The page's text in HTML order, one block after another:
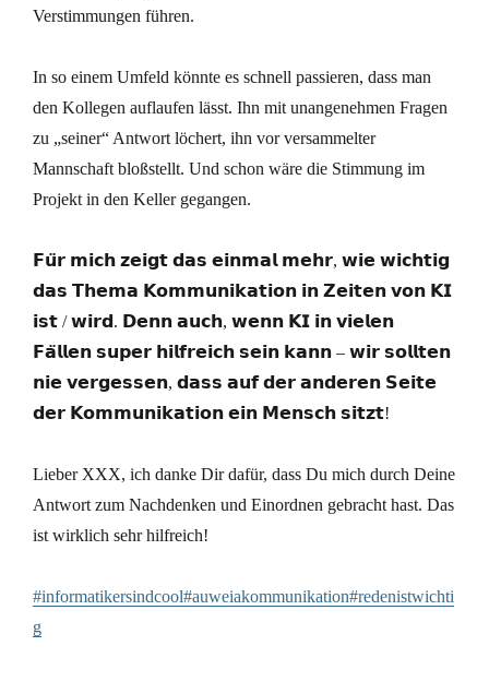
Verstimmungen führen.
In so einem Umfeld könnte es schnell passieren, dass man
den Kollegen auflaufen lässt. Ihn mit unangenehmen Fragen
zu „seiner“ Antwort löchert, ihn vor versammelter
Mannschaft bloßstellt. Und schon wäre die Stimmung im
Projekt in den Keller gegangen.
𝗙𝘂̈𝗿 𝗺𝗶𝗰𝗵 𝘇𝗲𝗶𝗴𝘁 𝗱𝗮𝘀 𝗲𝗶𝗻𝗺𝗮𝗹 𝗺𝗲𝗵𝗿, 𝘄𝗶𝗲 𝘄𝗶𝗰𝗵𝘁𝗶𝗴
𝗱𝗮𝘀 𝗧𝗵𝗲𝗺𝗮 𝗞𝗼𝗺𝗺𝘂𝗻𝗶𝗸𝗮𝘁𝗶𝗼𝗻 𝗶𝗻 𝗭𝗲𝗶𝘁𝗲𝗻 𝘃𝗼𝗻 𝗞𝗜
𝗶𝘀𝘁 / 𝘄𝗶𝗿𝗱. 𝗗𝗲𝗻𝗻 𝗮𝘂𝗰𝗵, 𝘄𝗲𝗻𝗻 𝗞𝗜 𝗶𝗻 𝘃𝗶𝗲𝗹𝗲𝗻
𝗙𝗮̈𝗹𝗹𝗲𝗻 𝘀𝘂𝗽𝗲𝗿 𝗵𝗶𝗹𝗳𝗿𝗲𝗶𝗰𝗵 𝘀𝗲𝗶𝗻 𝗸𝗮𝗻𝗻 – 𝘄𝗶𝗿 𝘀𝗼𝗹𝗹𝘁𝗲𝗻
𝗻𝗶𝗲 𝘃𝗲𝗿𝗴𝗲𝘀𝘀𝗲𝗻, 𝗱𝗮𝘀𝘀 𝗮𝘂𝗳 𝗱𝗲𝗿 𝗮𝗻𝗱𝗲𝗿𝗲𝗻 𝗦𝗲𝗶𝘁𝗲
𝗱𝗲𝗿 𝗞𝗼𝗺𝗺𝘂𝗻𝗶𝗸𝗮𝘁𝗶𝗼𝗻 𝗲𝗶𝗻 𝗠𝗲𝗻𝘀𝗰𝗵 𝘀𝗶𝘁𝘇𝘁!
Lieber XXX, ich danke Dir dafür, dass Du mich durch Deine
Antwort zum Nachdenken und Einordnen gebracht hast. Das
ist wirklich sehr hilfreich!
#informatikersindcool#auweiakommunikation#redenistwichti
g